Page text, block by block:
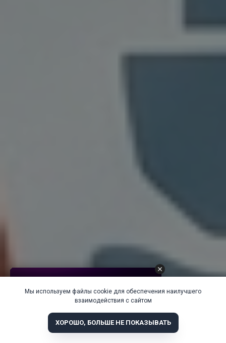
Мы используем файлы cookie для обеспечения наилучшего
взаимодействия с сайтом
ХОРОШО, БОЛЬШЕ НЕ ПОКАЗЫВАТЬ